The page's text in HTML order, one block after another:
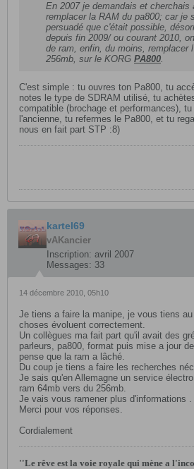
En 2007 je demandais et cherchais
remplacer la RAM du pa800; car je
persuadé que c'était possible,
depuis fin 2009/ ou courant 2010,
de ram, enfin, du moins, remplacer
256mb, sur le KORG PA800.
C'est simple : tu ouvres ton Pa800, tu
notes le type de SDRAM utilisé, tu
compatible (brochage et performances),
l'ancienne, tu refermes le Pa800, et tu
nous en fait part STP :8)
kartel69
vAKancier
Inscription: avril 2007
Messages: 33
14 décembre 2010, 05h10
Je tiens a faire la manipe, je vous tiens
choses évoluent correctement.
Un collègues ma fait part qu'il avait des
parleurs, pa800, format puis mise a jour
pense que la ram a lâché.
Du coup je tiens a faire les recherches
Je sais qu'en Allemagne un service
ram 64mb vers du 256mb.
Je vais vous ramener plus d'informations .
Merci pour vos réponses.
Cordialement
''Le rêve est la voie royale qui mène a